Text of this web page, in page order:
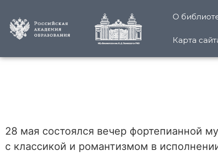
О
Карта
28 мая состоялся вечер фортепианной
с классикой и романтизмом в